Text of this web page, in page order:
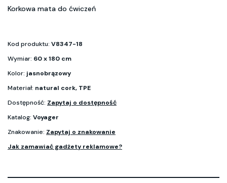
Korkowa mata do ćwiczeń
Kod produktu: V8347-18
Wymiar: 60 x 180 cm
Kolor: jasnobrązowy
Materiał: natural cork, TPE
Dostępność: Zapytaj o dostępność
Katalog: Voyager
Znakowanie: Zapytaj o znakowanie
Jak zamawiać gadżety reklamowe?